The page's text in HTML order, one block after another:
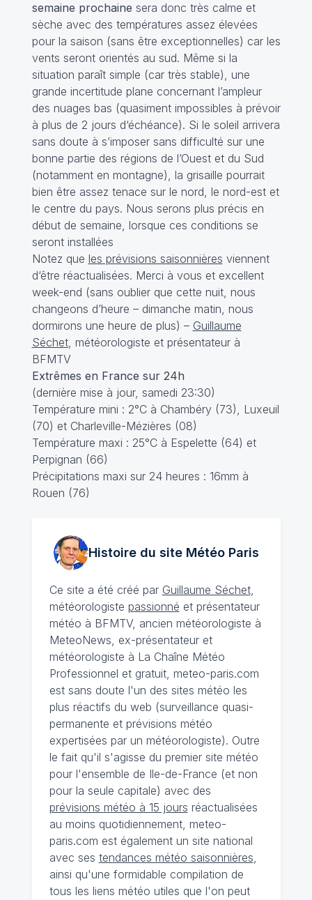
semaine prochaine sera donc très calme et
sèche avec des températures assez élevées
pour la saison (sans être exceptionnelles) car les
vents seront orientés au sud. Même si la
situation paraît simple (car très stable), une
grande incertitude plane concernant l’ampleur
des nuages bas (quasiment impossibles à prévoir
à plus de 2 jours d‘échéance). Si le soleil arrivera
sans doute à s’imposer sans difficulté sur une
bonne partie des régions de l’Ouest et du Sud
(notamment en montagne), la grisaille pourrait
bien être assez tenace sur le nord, le nord-est et
le centre du pays. Nous serons plus précis en
début de semaine, lorsque ces conditions se
seront installées
Notez que les prévisions saisonnières viennent
d‘être réactualisées. Merci à vous et excellent
week-end (sans oublier que cette nuit, nous
changeons d’heure – dimanche matin, nous
dormirons une heure de plus) – Guillaume
Séchet, météorologiste et présentateur à
BFMTV
Extrêmes en France sur 24h
(dernière mise à jour, samedi 23:30)
Température mini : 2°C à Chambéry (73), Luxeuil
(70) et Charleville-Mézières (08)
Température maxi : 25°C à Espelette (64) et
Perpignan (66)
Précipitations maxi sur 24 heures : 16mm à
Rouen (76)
Histoire du site MétéoParis
Ce site a été créé par Guillaume Séchet,
météorologiste passionné et présentateur
météo à BFMTV, ancien météorologiste à
MeteoNews, ex-présentateur et
météorologiste à La Chaîne Météo
Professionnel et gratuit, meteo-paris.com
est sans doute l'un des sites météo les
plus réactifs du web (surveillance quasi-
permanente et prévisions météo
expertisées par un météorologiste). Outre
le fait qu'il s'agisse du premier site météo
pour l'ensemble de Ile-de-France (et non
pour la seule capitale) avec des
prévisions météo à 15 jours réactualisées
au moins quotidiennement, meteo-
paris.com est également un site national
avec ses tendances météo saisonnières,
ainsi qu'une formidable compilation de
tous les liens météo utiles que l'on peut